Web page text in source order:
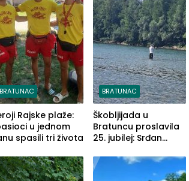
BRATUNAC
Rajske plaže:
u jednom
spasili tri života
BRATUNAC
Škobljijada u
Bratuncu proslavila
25. jubilej: Srđan
ulovom od 2.040
grama (FOTO)